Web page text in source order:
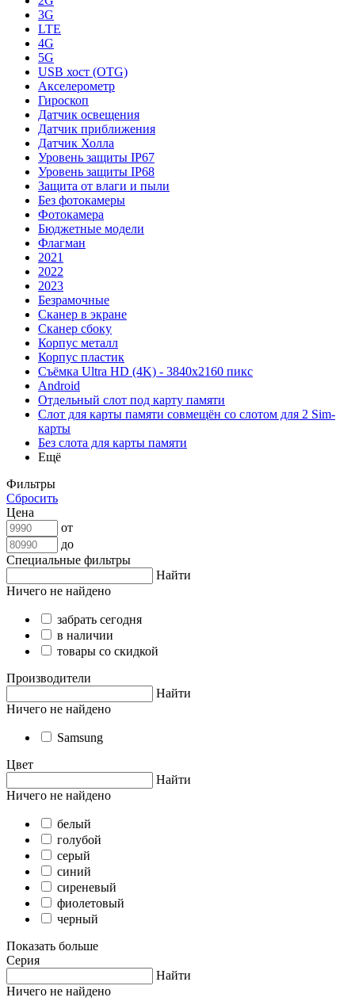
3G
LTE
4G
5G
USB хост (OTG)
Акселерометр
Гироскоп
Датчик освещения
Датчик приближения
Датчик Холла
Уровень защиты IP67
Уровень защиты IP68
Защита от влаги и пыли
Без фотокамеры
Фотокамера
Бюджетные модели
Флагман
2021
2022
2023
Безрамочные
Сканер в экране
Сканер сбоку
Корпус металл
Корпус пластик
Съёмка Ultra HD (4K) - 3840x2160 пикс
Android
Отдельный слот под карту памяти
Слот для карты памяти совмещён со слотом для 2 Sim-
карты
Без слота для карты памяти
Ещё
Фильтры
Сбросить
Цена
от
до
Специальные фильтры
Найти
Ничего не найдено
забрать сегодня
в наличии
товары со скидкой
Производители
Найти
Ничего не найдено
Samsung
Цвет
Найти
Ничего не найдено
белый
голубой
серый
синий
сиреневый
фиолетовый
черный
Показать больше
Серия
Найти
Ничего не найдено